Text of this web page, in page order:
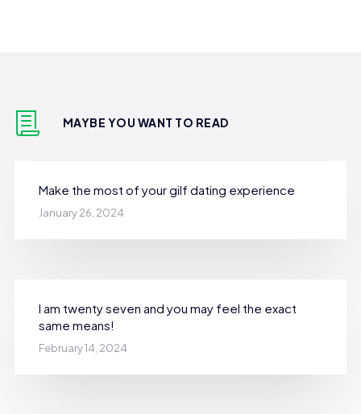
MAYBE YOU WANT TO READ
Make the most of your gilf dating experience
January 26, 2024
I am twenty seven and you may feel the exact
same means!
February 14, 2024